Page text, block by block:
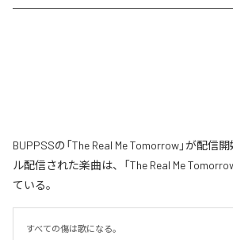
BUPPSSの「The Real Me Tomorrow」が配信
ル配信された楽曲は、「The Real Me
ている。
すべての傷は歌になる。